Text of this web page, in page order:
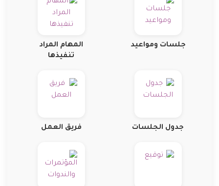
جلسات ومواعيد
المهام المراد
تنفيذها
جدول الجلسات فريق العمل